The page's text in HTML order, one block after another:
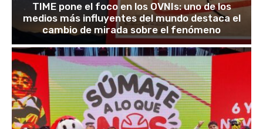
TIME pone el foco en los OVNIs: uno de los
medios más influyentes del mundo destaca el
cambio de mirada sobre el fenómeno